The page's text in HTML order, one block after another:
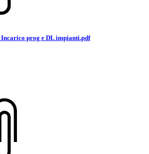
Incarico prog e DL impianti.pdf